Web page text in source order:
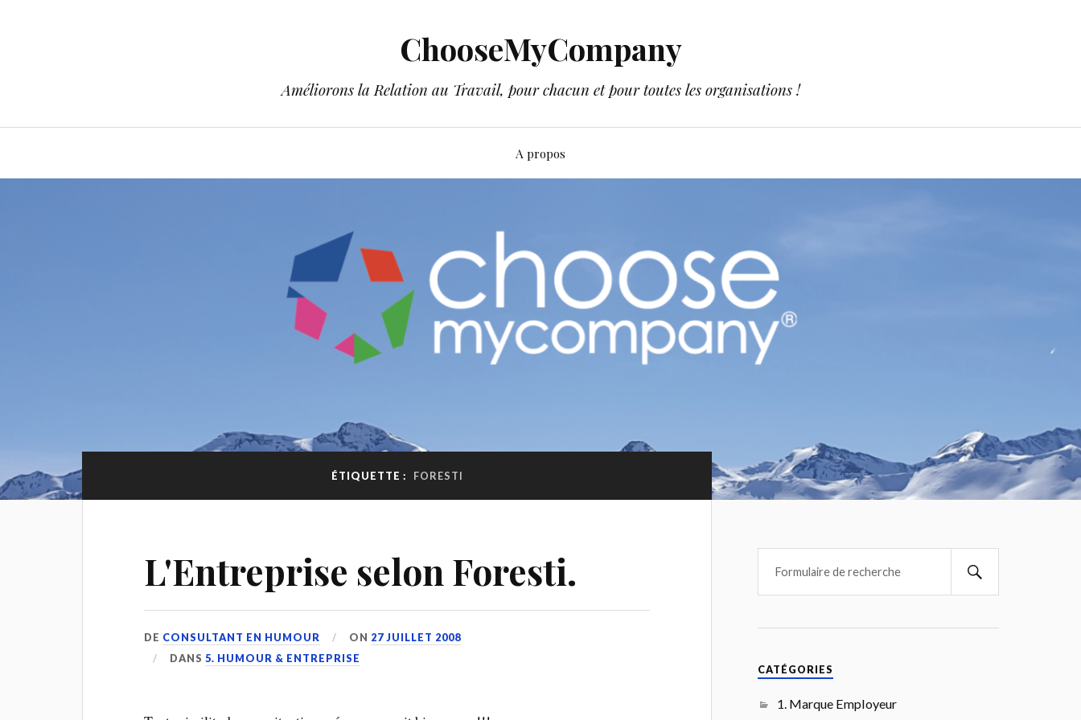
ChooseMyCompany
Améliorons la Relation au Travail, pour chacun et pour toutes les organisations !
A propos
ÉTIQUETTE : FORESTI
L'Entreprise selon Foresti.
DE CONSULTANT EN HUMOUR ON 27 JUILLET 2008
DANS5. HUMOUR & ENTREPRISE
CATÉGORIES
1. Marque Employeur